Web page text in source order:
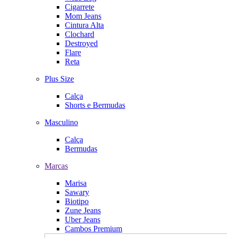
Cigarrete
Mom Jeans
Cintura Alta
Clochard
Destroyed
Flare
Reta
Plus Size
Calça
Shorts e Bermudas
Masculino
Calça
Bermudas
Marcas
Marisa
Sawary
Biotipo
Zune Jeans
Uber Jeans
Cambos Premium